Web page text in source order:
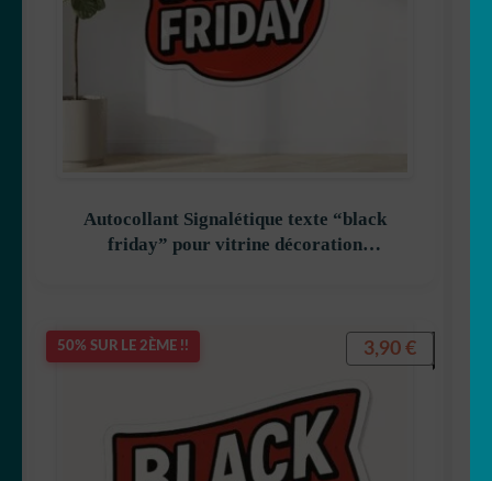
Autocollant Signalétique texte “black
friday” pour vitrine décoration
50% SUR LE 2ÈME !! 3,90 €